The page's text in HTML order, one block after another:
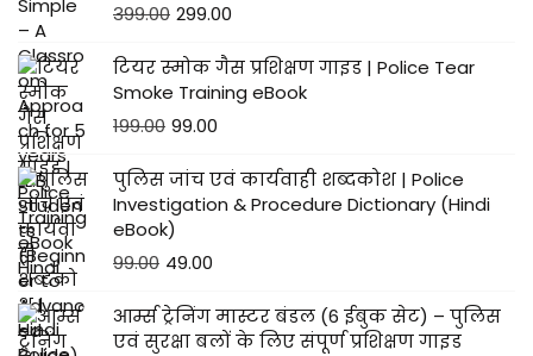
399.00 299.00
टियर स्मोक गैस प्रशिक्षण गाइड | Police Tear
Smoke Training eBook
199.00 99.00
पुलिस जांच एवं कार्यवाही शब्दकोश | Police
Investigation & Procedure Dictionary (Hindi
eBook)
99.00 49.00
आर्म्स ट्रेनिंग मास्टर बंडल (6 ईबुक सेट) – पुलिस
एवं सुरक्षा बलों के लिए संपूर्ण प्रशिक्षण गाइड